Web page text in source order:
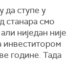
да ступе у
станара смо
ниједан није
инвеститором
године. Тада